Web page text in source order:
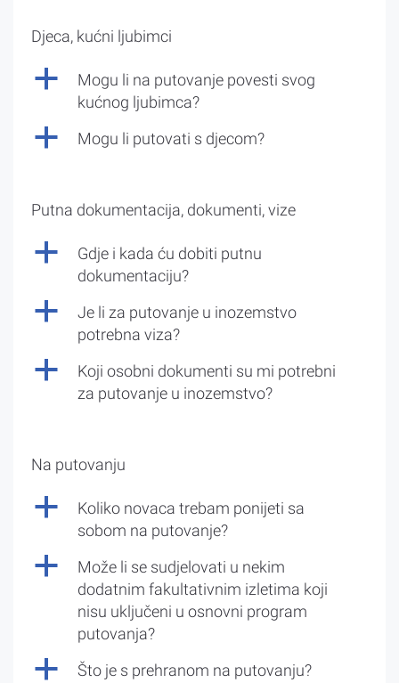
Djeca, kućni ljubimci
a
Mogu li na putovanje povesti svog
kućnog ljubimca?
a Mogu li putovati s djecom?
Putna dokumentacija, dokumenti, vize
a
Gdje i kada ću dobiti putnu
dokumentaciju?
a
Je li za putovanje u inozemstvo
potrebna viza?
a
Koji osobni dokumenti su mi potrebni
za putovanje u inozemstvo?
Na putovanju
a
Koliko novaca trebam ponijeti sa
sobom na putovanje?
a
Može li se sudjelovati u nekim
dodatnim fakultativnim izletima koji
nisu uključeni u osnovni program
putovanja?
a Što je s prehranom na putovanju?